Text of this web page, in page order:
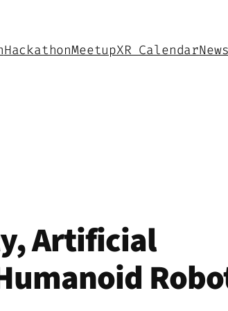
HackathonMeetupXR Calendar
Artificial